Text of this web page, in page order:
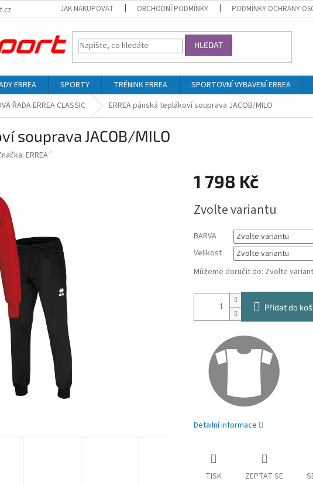
JAK NAKUPOVAT OBCHODNÍ PODMÍNKY PODMÍNKY OCHRANY
HLEDAT
ERREA SPORTY TRÉNINK ERREA SPORTOVNÍ VYBAVENÍ ERREA
ŘADA ERREA CLASSIC ERREA pánská teplákoví souprava JACOB/MILO
souprava JACOB/MILO
ERREA´
1 798 Kč
cena:
Zvolte variantu
BARVA
Velikost
Můžeme doručit do: Zvolte
Přidat do
Detailní informace
TISK ZEPTAT SE